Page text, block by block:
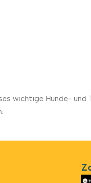
wichtige Hunde- und